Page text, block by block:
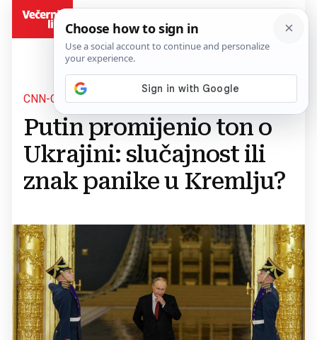
CNN-OVA ANALIZA
Putin promijenio ton o
Ukrajini: slučajnost ili
znak panike u Kremlju?